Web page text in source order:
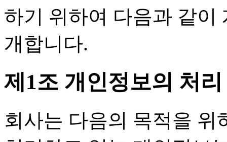
하기 위하여 다음과 같이
개합니다.
제1조 개인정보의 처
회사는 다음의 목적을 위